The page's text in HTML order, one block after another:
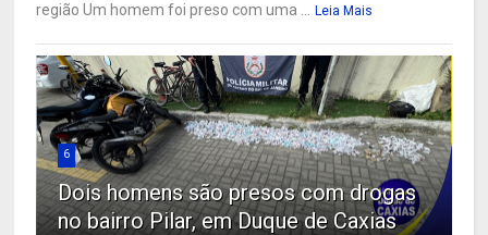
região Um homem foi preso com uma ...
Leia Mais
6
Dois homens são presos com drogas
no bairro Pilar, em Duque de Caxias